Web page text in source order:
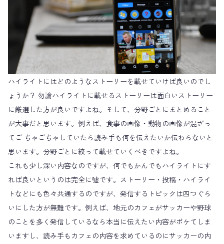
ハイライトにはどのようなストーリーを載せていけば良いのでし
ょうか？ 勿論ハイライトに載せるストーリーは面白いストーリー
に厳選した方が良いですよね。そして、分野ごとにまとめること
が大事だと思います。例えば、食事の画像・動物の画像が混ざっ
てご ちゃごちゃしていたら読み手も何を伝えたいか伝わらないと
思います。分野ごとに絞って載せていくべきですよね。
これも少し深い内容なのですが、何でもかんでもハイライトにす
れば良いというのは完全に嘘です。ストーリー・投稿・ハイライ
トなどにも色々共通するのですが、発信するトピックは四つぐら
いにした方が無難です。例えば、地元のカフェがサッカーや野球
のことを多く発信しているなら本当に伝えたい内容がボケてしま
いますし、読み手もカフェの内容を求めているのにサッカーの内